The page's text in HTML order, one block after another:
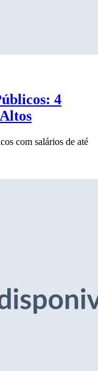
4
com salários de até